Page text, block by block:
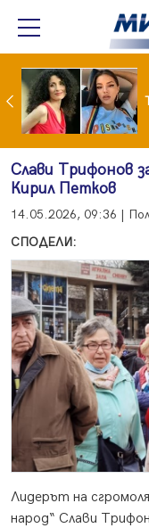
От 9 август цените на етикетите само в евро
Слави Трифонов
Кирил Петков
14.05.2026, 09:36 |
СПОДЕЛИ:
Лидерът на
народ“ Слави